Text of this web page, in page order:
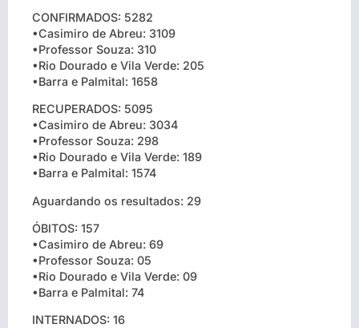
CONFIRMADOS: 5282
•Casimiro de Abreu: 3109
•Professor Souza: 310
•Rio Dourado e Vila Verde: 205
•Barra e Palmital: 1658
RECUPERADOS: 5095
•Casimiro de Abreu: 3034
•Professor Souza: 298
•Rio Dourado e Vila Verde: 189
•Barra e Palmital: 1574
Aguardando os resultados: 29
ÓBITOS: 157
•Casimiro de Abreu: 69
•Professor Souza: 05
•Rio Dourado e Vila Verde: 09
•Barra e Palmital: 74
INTERNADOS: 16